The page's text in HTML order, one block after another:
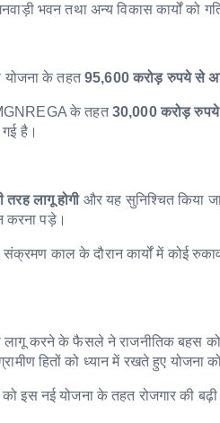
भवन तथा अन्य विकास कार्यों को
योजना के तहत95,600 करोड़ रुपये से
के तहत30,000 करोड़ रुपये
है।
लागू होगीऔर यह सुनिश्चित किया
करना पड़े।
संक्रमण काल के दौरान कार्यों में कोई
लागू करने के फैसले ने राजनीतिक बहस
हितों को ध्यान में रखते हुए योजना
इस नई योजना के तहत रोजगार की बढ़ी